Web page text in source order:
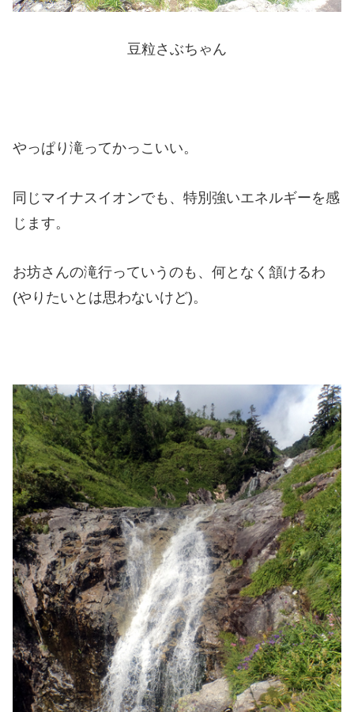
豆粒さぶちゃん
やっぱり滝ってかっこいい。
同じマイナスイオンでも、特別強いエネルギーを感
じます。
お坊さんの滝行っていうのも、何となく頷けるわ
(やりたいとは思わないけど)。